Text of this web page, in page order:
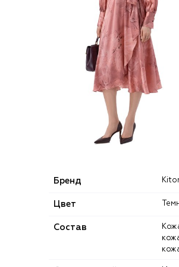
Бренд
Цвет
Состав
Кожа: 100%; Подошва-